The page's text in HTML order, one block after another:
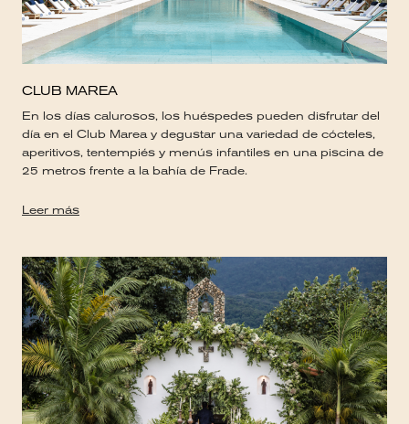
CLUB MAREA
En los días calurosos, los huéspedes pueden disfrutar del
día en el Club Marea y degustar una variedad de cócteles,
aperitivos, tentempiés y menús infantiles en una piscina de
25 metros frente a la bahía de Frade.
Leer más